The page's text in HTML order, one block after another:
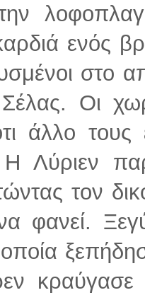
ενός
στο
Οι
άλλο τους
Λύριεν
τον
φανεί.
κραύγασε